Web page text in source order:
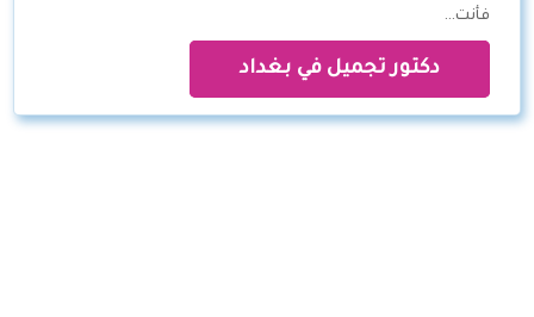
فأنت…
دكتور تجميل في بغداد